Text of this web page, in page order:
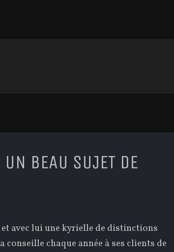
BEAU SUJET DE
avec lui une kyrielle de distinctions
chaque année à ses clients de